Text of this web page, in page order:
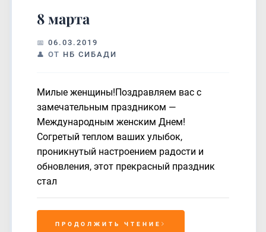
8 марта
06.03.2019
ОТ НБ СИБАДИ
Милые женщины!Поздравляем вас с
замечательным праздником —
Международным женским Днем!
Согретый теплом ваших улыбок,
проникнутый настроением радости и
обновления, этот прекрасный праздник
стал
ПРОДОЛЖИТЬ ЧТЕНИЕ